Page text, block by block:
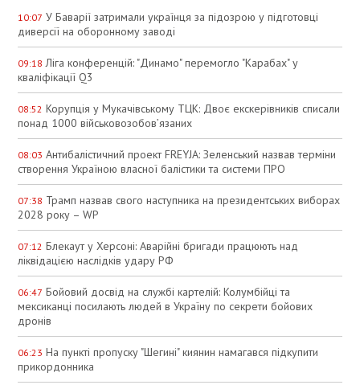
10:07 У Баварії затримали українця за підозрою у підготовці
диверсії на оборонному заводі
09:18 Ліга конференцій: "Динамо" перемогло "Карабах" у
кваліфікації Q3
08:52 Корупція у Мукачівському ТЦК: Двоє екскерівників списали
понад 1000 військовозобов’язаних
08:03 Антибалістичний проект FREYJA: Зеленський назвав терміни
створення Україною власної балістики та системи ПРО
07:38 Трамп назвав свого наступника на президентських виборах
2028 року – WP
07:12 Блекаут у Херсоні: Аварійні бригади працюють над
ліквідацією наслідків удару РФ
06:47 Бойовий досвід на службі картелій: Колумбійці та
мексиканці посилають людей в Україну по секрети бойових
дронів
06:23 На пункті пропуску "Шегині" киянин намагався підкупити
прикордонника